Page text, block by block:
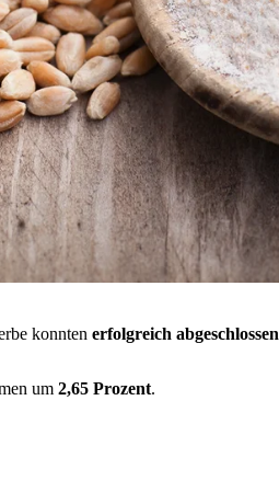
konnten erfolgreich abgeschlossen
um 2,65 Prozent.